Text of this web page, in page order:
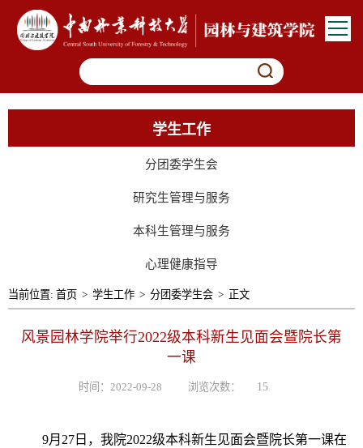
学生工作
分团委学生会
研究生管理与服务
本科生管理与服务
心理健康指导
当前位置: 首页 > 学生工作 > 分团委学生会 > 正文
风景园林学院举行2022级本科新生见面会暨院长第
一课
时间：2022-09-28 浏览次数： 15
9月 27 日，我院2022级本科新生见面会暨院长第一课在